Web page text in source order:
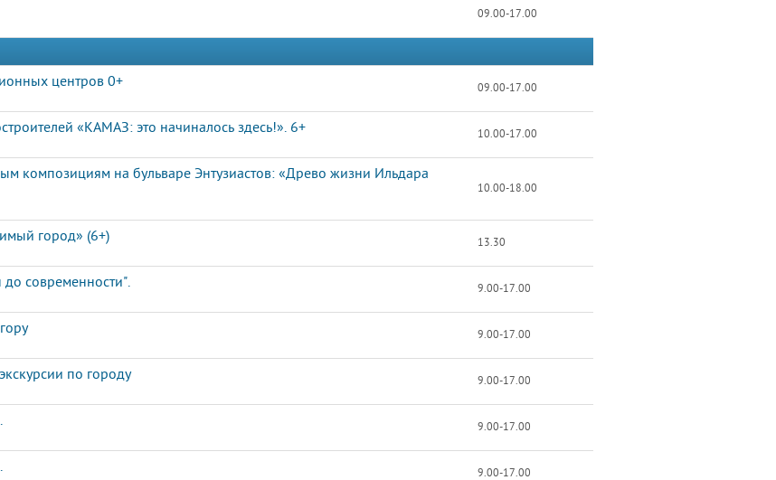
09.00-17.00
центров 0+
09.00-17.00
«КАМАЗ: это начиналось здесь!». 6+ 10.00-17.00
композициям на бульваре Энтузиастов: «Древо жизни Ильдара
10.00-18.00
город» (6+) 13.30
современности". 9.00-17.00
9.00-17.00
по городу 9.00-17.00
9.00-17.00
9.00-17.00